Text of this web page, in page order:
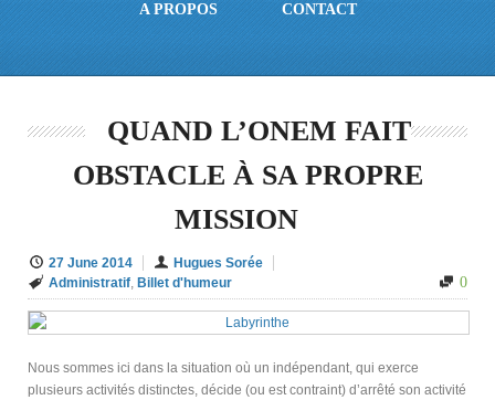
A PROPOS CONTACT
QUAND L’ONEM FAIT
OBSTACLE À SA PROPRE
MISSION
27 June 2014
Hugues Sorée
Administratif, Billet d'humeur 0
Nous sommes ici dans la situation où un indépendant, qui exerce
plusieurs activités distinctes, décide (ou est contraint) d’arrêté son activité